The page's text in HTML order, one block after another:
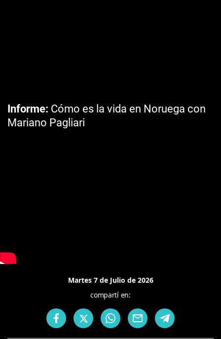
Informe Cómo es la vida en Noruega con
Mariano Pagliari
Martes 7 de Julio de 2026
compartí en: